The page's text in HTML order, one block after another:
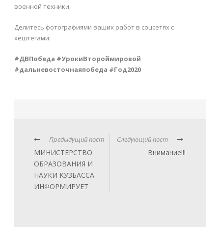
военной техники.
Делитесь фотографиями ваших работ в соцсетях с
хештегами:
#ДВПобеда #УрокиВтороймировой
#дальневосточнаяпобеда #Год2020
Предыдущий пост
МИНИСТЕРСТВО
ОБРАЗОВАНИЯ И
НАУКИ КУЗБАССА
ИНФОРМИРУЕТ
Следующий пост
Внимание!!!